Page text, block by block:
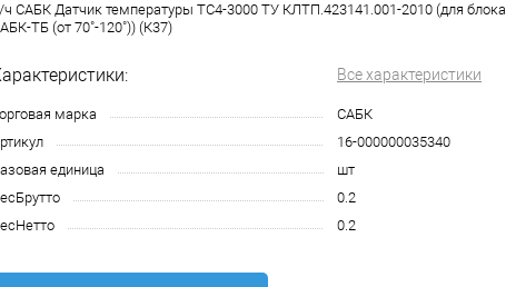
ч САБК Датчик температуры ТС4-3000 ТУ КЛТП.423141.001-2010 (для блока
ТБ (от 70˚-120˚)) (К37)
Все характеристики
марка
САБК
16-000000035340
единица
шт
0.2
0.2